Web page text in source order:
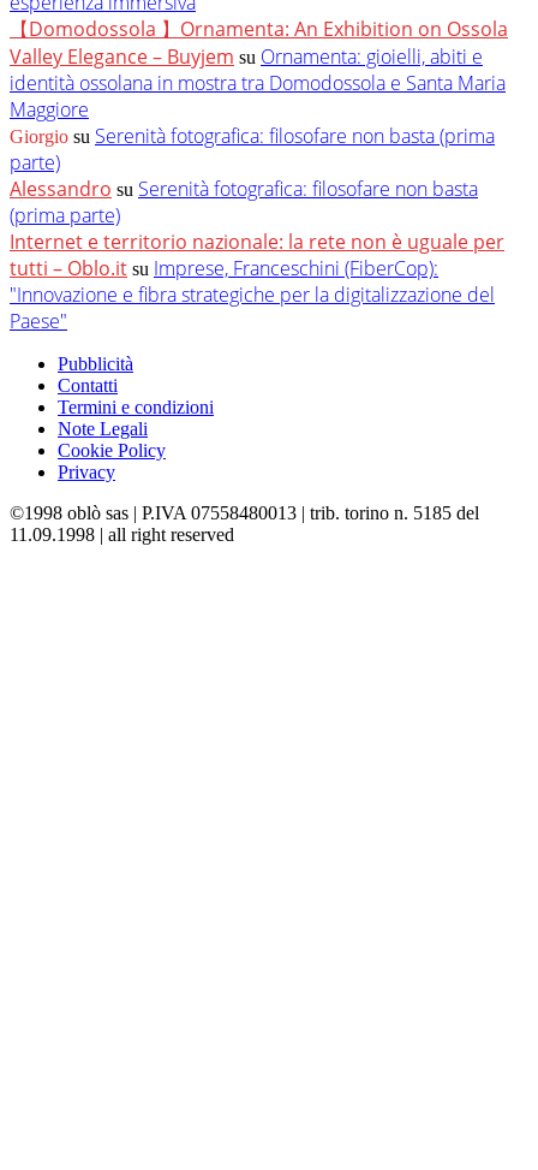
【Domodossola 】Ornamenta: An Exhibition on Ossola
Valley Elegance – Buyjem su Ornamenta: gioielli, abiti e
identità ossolana in mostra tra Domodossola e Santa Maria
Maggiore
Giorgio su Serenità fotografica: filosofare non basta (prima
parte)
Alessandro su Serenità fotografica: filosofare non basta
(prima parte)
Internet e territorio nazionale: la rete non è uguale per
tutti – Oblo.it su Imprese, Franceschini (FiberCop):
"Innovazione e fibra strategiche per la digitalizzazione del
Paese"
Pubblicità
Contatti
Termini e condizioni
Note Legali
Cookie Policy
Privacy
©1998 oblò sas | P.IVA 07558480013 | trib. torino n. 5185 del
11.09.1998 | all right reserved